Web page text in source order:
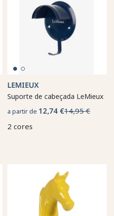
LEMIEUX
Suporte de cabeçada LeMieux
a partir de 12,74 €14,95 €
2 cores